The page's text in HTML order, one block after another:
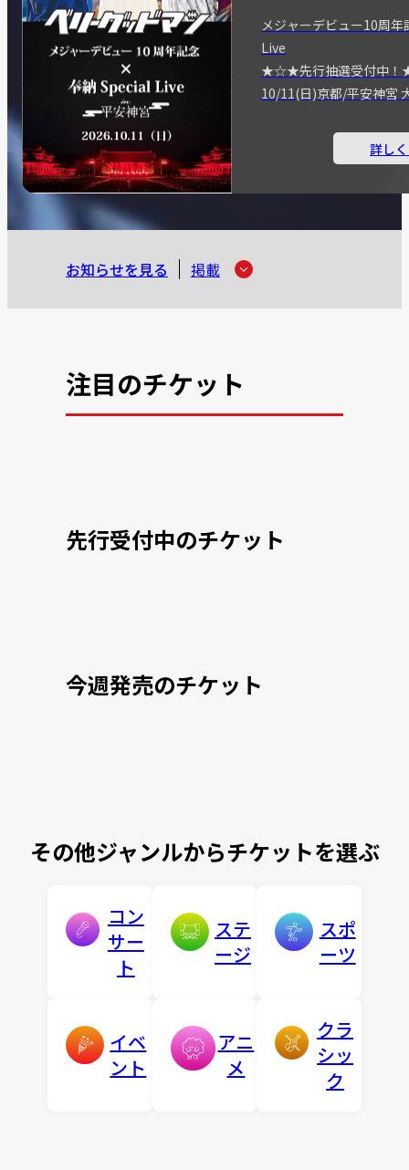
メジャーデビュー10周
Live
★☆★先行抽選受付中
10/11(日)京都/平安神宮
詳し
お知らせを見る 掲載
注目のチケット
先行受付中のチケット
今週発売のチケット
その他ジャンルからチケットを選ぶ
コン
サー
ト
ステ
ージ
スポ
ーツ
イベ
ント
アニ
メ
クラ
シッ
ク